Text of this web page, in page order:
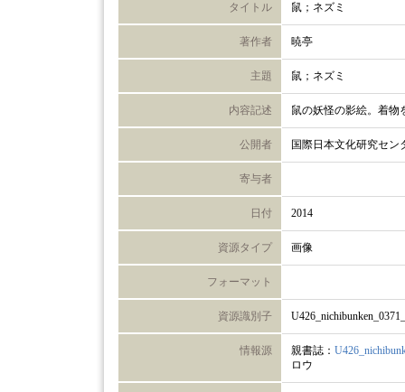
タイトル 鼠；ネズミ
著作者 暁亭
主題 鼠；ネズミ
内容記述 鼠の妖怪の影絵。着物
公開者 国際日本文化研究セン
寄与者
日付 2014
資源タイプ 画像
フォーマット
資源識別子
情報源 親書誌：
ロウ